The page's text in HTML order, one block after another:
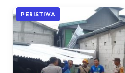
PERISTIWA